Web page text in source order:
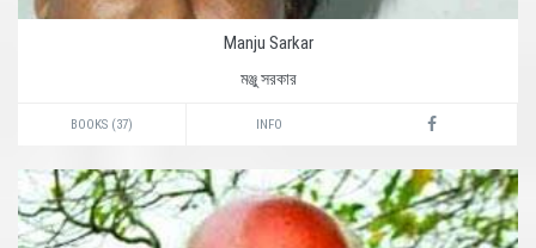
Manju Sarkar
মঞ্জু সরকার
BOOKS (37) INFO